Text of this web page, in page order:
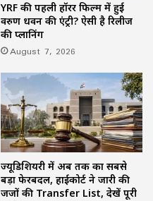
YRF की पहली हॉरर फिल्म में हुई
वरुण धवन की एंट्री? ऐसी है रिलीज
की प्लानिंग
August 7, 2026
ज्यूडिशियरी में अब तक का सबसे
बड़ा फेरबदल, हाईकोर्ट ने जारी की
जजों की Transfer List, देखें पूरी